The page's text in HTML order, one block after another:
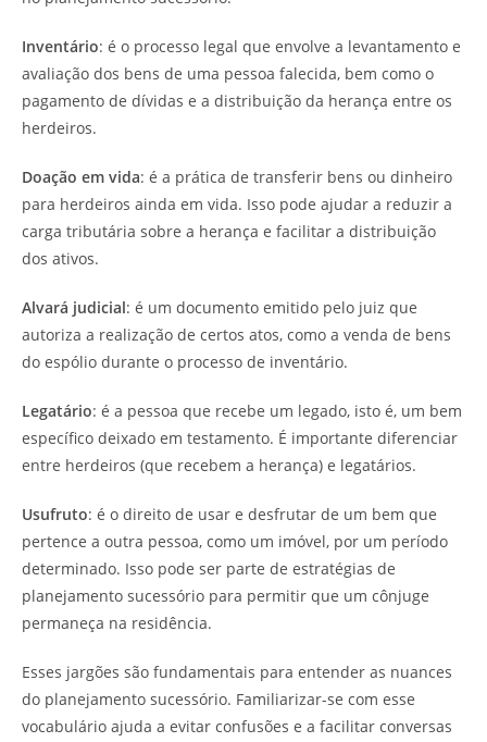
Inventário: é o processo legal que envolve a levantamento e
avaliação dos bens de uma pessoa falecida, bem como o
pagamento de dívidas e a distribuição da herança entre os
herdeiros.
Doação em vida: é a prática de transferir bens ou dinheiro
para herdeiros ainda em vida. Isso pode ajudar a reduzir a
carga tributária sobre a herança e facilitar a distribuição
dos ativos.
Alvará judicial: é um documento emitido pelo juiz que
autoriza a realização de certos atos, como a venda de bens
do espólio durante o processo de inventário.
Legatário: é a pessoa que recebe um legado, isto é, um bem
específico deixado em testamento. É importante diferenciar
entre herdeiros (que recebem a herança) e legatários.
Usufruto: é o direito de usar e desfrutar de um bem que
pertence a outra pessoa, como um imóvel, por um período
determinado. Isso pode ser parte de estratégias de
planejamento sucessório para permitir que um cônjuge
permaneça na residência.
Esses jargões são fundamentais para entender as nuances
do planejamento sucessório. Familiarizar-se com esse
vocabulário ajuda a evitar confusões e a facilitar conversas